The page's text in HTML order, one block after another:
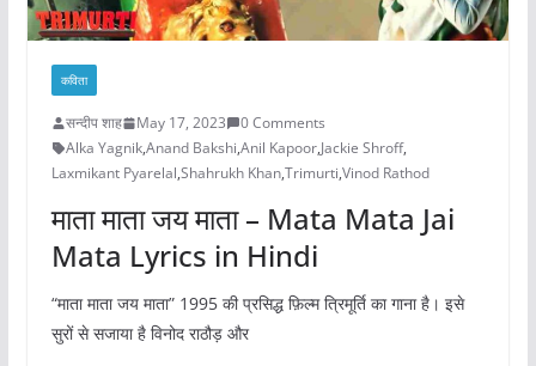
कविता
सन्दीप शाह May 17, 2023
0 Comments
Alka Yagnik,Anand Bakshi,Anil Kapoor,Jackie Shroff,
Laxmikant Pyarelal,Shahrukh Khan,Trimurti,Vinod Rathod
माता माता जय माता – Mata Mata Jai
Mata Lyrics in Hindi
“माता माता जय माता” 1995 की प्रसिद्ध फ़िल्म त्रिमूर्ति का गाना है। इसे
सुरों से सजाया है विनोद राठौड़ और